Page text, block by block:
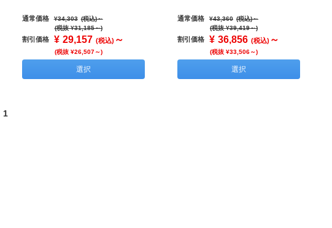
通常価格 ¥34,303 (税込)～
(税抜 ¥31,185～)
割引価格 ¥ 29,157 (税込) ～
(税抜 ¥26,507～)
選択
通常価格 ¥43,360 (税込)～
(税抜 ¥39,419～)
割引価格 ¥ 36,856 (税込) ～
(税抜 ¥33,506～)
選択
1